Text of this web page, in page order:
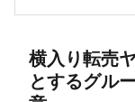
とするグル
意